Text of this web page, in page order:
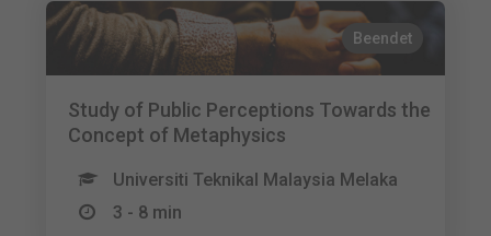
Beendet
Study of Public Perceptions Towards the
Concept of Metaphysics
Universiti Teknikal Malaysia Melaka
3 - 8 min